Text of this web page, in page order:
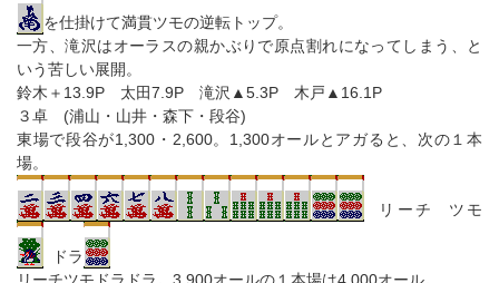
を仕掛けて満貫ツモの逆転トップ。
一方、滝沢はオーラスの親かぶりで原点割れになってしまう、と
いう苦しい展開。
鈴木＋13.9P 太田7.9P 滝沢▲5.3P 木戸▲16.1P
３卓 (浦山・山井・森下・段谷)
東場で段谷が1,300・2,600。1,300オールとアガると、次の１本
場。
リーチ ツモ
ドラ